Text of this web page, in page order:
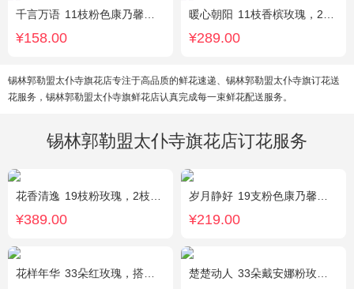
千言万语 11枝粉色康乃馨，栀子叶间插丰满
¥158.00
暖心朝阳 11枝香槟玫瑰，2枝向日葵，多头黄玫瑰（或类似配材替换）、桔梗搭配
¥289.00
锡林郭勒盟太仆寺旗花店专注于高品质的鲜花速递、锡林郭勒盟太仆寺旗订花送
花服务，锡林郭勒盟太仆寺旗鲜花店认真完成每一束鲜花配送服务。
锡林郭勒盟太仆寺旗花店订花服务
花香清逸 19枝粉玫瑰，2枝粉色乒乓菊，1枝粉色绣球，银叶菊，粉色满天星，绿叶搭配
¥389.00
岁月静好 19支粉色康乃馨，1枝白色多头百合，搭配满天星、黄莺装饰。
¥219.00
花样年华 33朵红玫瑰，搭配适量石竹梅外围。 楚楚动人 33朵戴安娜粉玫瑰，相思梅搭配